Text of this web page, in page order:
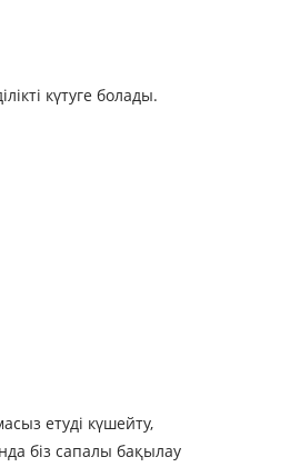
күтуге болады.
етуді күшейту,
біз сапалы бақылау